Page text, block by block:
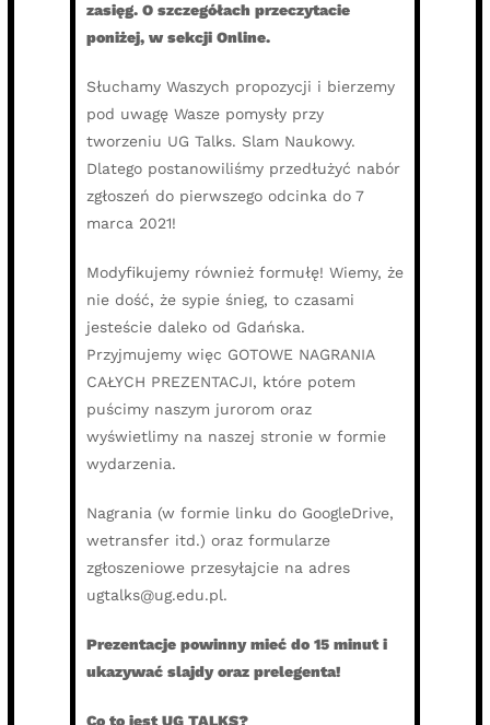
zasięg. O szczegółach przeczytacie
poniżej, w sekcji Online.
Słuchamy Waszych propozycji i bierzemy
pod uwagę Wasze pomysły przy
tworzeniu UG Talks. Slam Naukowy.
Dlatego postanowiliśmy przedłużyć nabór
zgłoszeń do pierwszego odcinka do 7
marca 2021!
Modyfikujemy również formułę! Wiemy, że
nie dość, że sypie śnieg, to czasami
jesteście daleko od Gdańska.
Przyjmujemy więc GOTOWE NAGRANIA
CAŁYCH PREZENTACJI, które potem
puścimy naszym jurorom oraz
wyświetlimy na naszej stronie w formie
wydarzenia.
Nagrania (w formie linku do GoogleDrive,
wetransfer itd.) oraz formularze
zgłoszeniowe przesyłajcie na adres
ugtalks@ug.edu.pl.
Prezentacje powinny mieć do 15 minut i
ukazywać slajdy oraz prelegenta!
Co to jest UG TALKS?